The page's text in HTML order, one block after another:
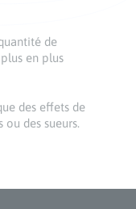
de
en plus
des effets de
des sueurs.